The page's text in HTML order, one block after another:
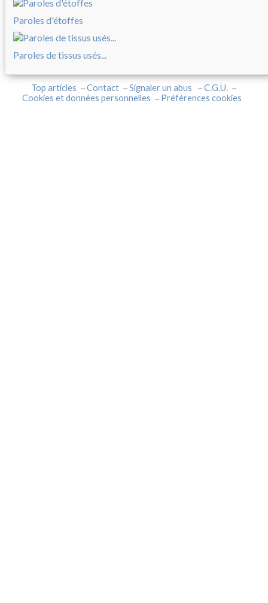
Paroles d'étoffes
Paroles de tissus usés...
Top articles Contact Signaler un abus
C.G.U.
Cookies et données personnelles
Préférences cookies